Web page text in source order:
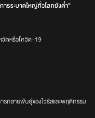
ารระบาดใหญ่ทั่วโลกยังต่ำ”
วัดหรือโควิด-19
รกลายพันธุ์ของไวรัสและพฤติกรรม